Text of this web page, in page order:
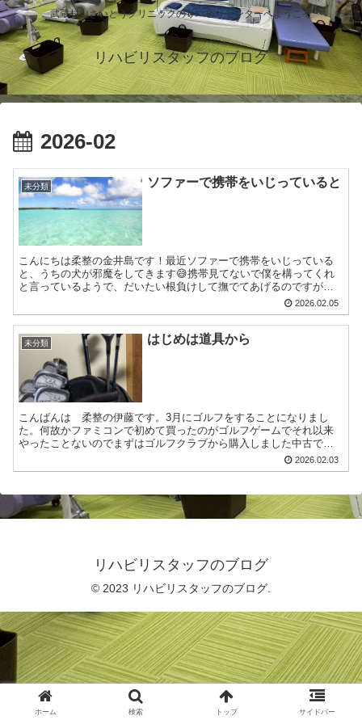
武蔵村山さいとうクリニックのリハビリセンターへようこそ
リハビリスタッフのブログ
2026-02
未分類 ソファーで携帯をいじっていると
こんにちは柔整の金井島です！最近ソファーで携帯をいじっている
と、うちの犬が邪魔をしてきます😅携帯見てないで僕を構ってくれ
と言っているようで、だいたい根負けして撫でてあげるのですが、
2026.02.05
未分類 はじめは道具から
こんばんは 柔整の伊藤です。3月にゴルフをすることになりまし
た。何故かファミコンで初めて買ったのがゴルフゲームでそれ以来
やったことないのでまずはゴルフクラブから購入しました中古です
けど・・・・・。まず振ってみましたが玉に当たる気がしな
い！！...
2026.02.03
リハビリスタッフのブログ
© 2023 リハビリスタッフのブログ.
ホーム 検索 トップ サイドバー